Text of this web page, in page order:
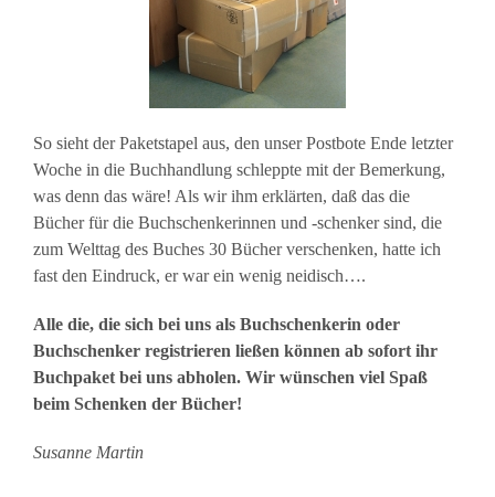
So sieht der Paketstapel aus, den unser Postbote Ende letzter
Woche in die Buchhandlung schleppte mit der Bemerkung,
was denn das wäre! Als wir ihm erklärten, daß das die
Bücher für die Buchschenkerinnen und -schenker sind, die
zum Welttag des Buches 30 Bücher verschenken, hatte ich
fast den Eindruck, er war ein wenig neidisch….
Alle die, die sich bei uns als Buchschenkerin oder
Buchschenker registrieren ließen können ab sofort ihr
Buchpaket bei uns abholen. Wir wünschen viel Spaß
beim Schenken der Bücher!
Susanne Martin